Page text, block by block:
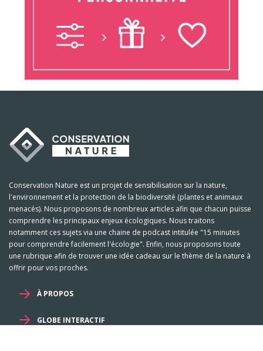
Conservation Nature est un projet de sensibilisation sur la nature,
l'environnement et la protection de la biodiversité (plantes et animaux
menacés). Nous proposons de nombreux articles afin que chacun puisse
comprendre les principaux enjeux écologiques. Nous traitons
notamment ces sujets via une chaine de podcast intitulée "15 minutes
pour comprendre facilement l'écologie". Enfin, nous proposons toute
une rubrique afin de trouver une idée cadeau sur le thème de la nature à
offrir pour vos proches.
À PROPOS
GLOBE INTERACTIF